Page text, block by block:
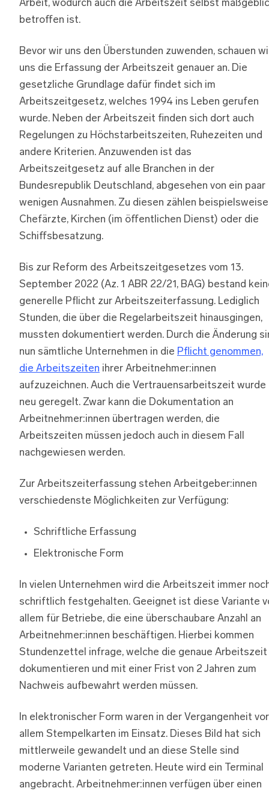
Arbeit, wodurch auch die Arbeitszeit selbst
betroffen ist.
Bevor wir uns den Überstunden zuwenden, schauen
uns die Erfassung der Arbeitszeit genauer an. Die
gesetzliche Grundlage dafür findet sich im
Arbeitszeitgesetz, welches 1994 ins Leben gerufen
wurde. Neben der Arbeitszeit finden sich dort auch
Regelungen zu Höchstarbeitszeiten, Ruhezeiten und
andere Kriterien. Anzuwenden ist das
Arbeitszeitgesetz auf alle Branchen in der
Bundesrepublik Deutschland, abgesehen von ein paar
wenigen Ausnahmen. Zu diesen zählen beispielsweise
Chefärzte, Kirchen (im öffentlichen Dienst) oder die
Schiffsbesatzung.
Bis zur Reform des Arbeitszeitgesetzes vom 13.
September 2022 (Az. 1 ABR 22/21, BAG) bestand
generelle Pflicht zur Arbeitszeiterfassung. Lediglich
Stunden, die über die Regelarbeitszeit hinausgingen,
mussten dokumentiert werden. Durch die Änderung
nun sämtliche Unternehmen in die Pflicht genommen,
die Arbeitszeiten ihrer Arbeitnehmer:innen
aufzuzeichnen. Auch die Vertrauensarbeitszeit wurde
neu geregelt. Zwar kann die Dokumentation an
Arbeitnehmer:innen übertragen werden, die
Arbeitszeiten müssen jedoch auch in diesem Fall
nachgewiesen werden.
Zur Arbeitszeiterfassung stehen Arbeitgeber:innen
verschiedenste Möglichkeiten zur Verfügung:
Schriftliche Erfassung
Elektronische Form
In vielen Unternehmen wird die Arbeitszeit immer
schriftlich festgehalten. Geeignet ist diese Variante
allem für Betriebe, die eine überschaubare Anzahl an
Arbeitnehmer:innen beschäftigen. Hierbei kommen
Stundenzettel infrage, welche die genaue Arbeitszeit
dokumentieren und mit einer Frist von 2 Jahren zum
Nachweis aufbewahrt werden müssen.
In elektronischer Form waren in der Vergangenheit vor
allem Stempelkarten im Einsatz. Dieses Bild hat sich
mittlerweile gewandelt und an diese Stelle sind
moderne Varianten getreten. Heute wird ein Terminal
angebracht. Arbeitnehmer:innen verfügen über einen